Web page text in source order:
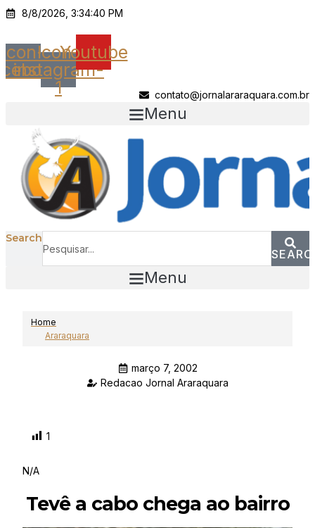
Ir
o
conteúdo
8/8/2026, 3:34:40 PM
Icon-Icon-
instagram-
1
Youtube
contato@jornalararaquara.com.br
Menu
Search
Menu
Home
Araraquara
março 7, 2002
Redacao Jornal Araraquara
1
N/A
Tevê a cabo chega ao bairro